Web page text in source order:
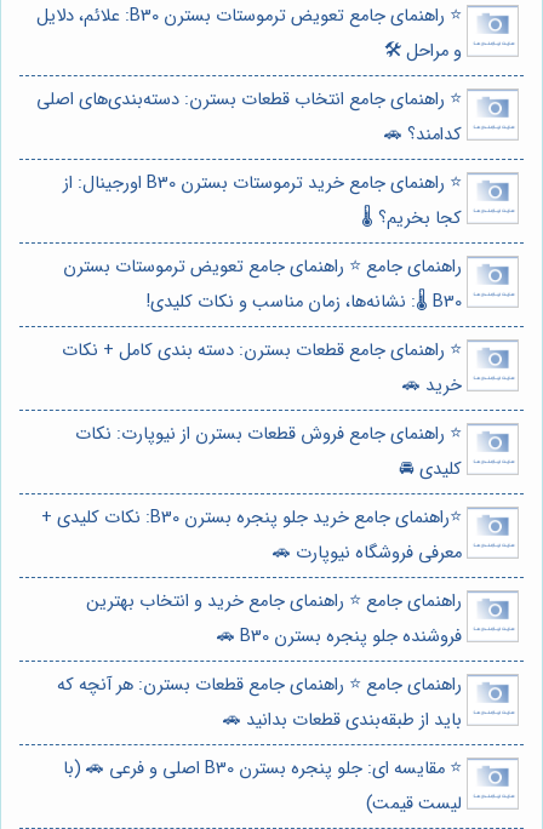
⭐️ راهنمای جامع تعویض ترموستات بسترن B30: علائم، دلایل
و مراحل 🛠️
⭐️ راهنمای جامع انتخاب قطعات بسترن: دسته‌بندی‌های اصلی
کدامند؟ 🚗
⭐️ راهنمای جامع خرید ترموستات بسترن B30 اورجینال: از
کجا بخریم؟ 🌡️
راهنمای جامع ⭐️ راهنمای جامع تعویض ترموستات بسترن
B30 🌡️: نشانه‌ها، زمان مناسب و نکات کلیدی!
⭐️ راهنمای جامع قطعات بسترن: دسته بندی کامل + نکات
خرید 🚗
⭐️ راهنمای جامع فروش قطعات بسترن از نیوپارت: نکات
کلیدی 🚘
⭐️راهنمای جامع خرید جلو پنجره بسترن B30: نکات کلیدی +
معرفی فروشگاه نیوپارت 🚗
راهنمای جامع ⭐️ راهنمای جامع خرید و انتخاب بهترین
فروشنده جلو پنجره بسترن B30 🚗
راهنمای جامع ⭐️ راهنمای جامع قطعات بسترن: هر آنچه که
باید از طبقه‌بندی قطعات بدانید 🚗
⭐️ مقایسه ای: جلو پنجره بسترن B30 اصلی و فرعی 🚗 (با
لیست قیمت)